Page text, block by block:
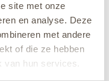
site met onze
en analyse. Deze
met andere
of die ze hebben
hun services.